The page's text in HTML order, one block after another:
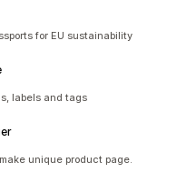
for EU sustainability
labels and tags
unique product page.